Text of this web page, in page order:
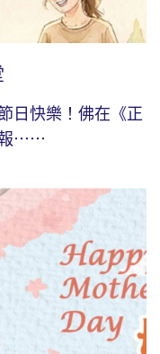
日快樂！佛在《正
報⋯⋯